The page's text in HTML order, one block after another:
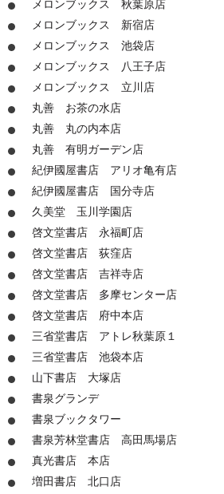
メロンブックス 秋葉原店
メロンブックス 新宿店
メロンブックス 池袋店
メロンブックス 八王子店
メロンブックス 立川店
丸善 お茶の水店
丸善 丸の内本店
丸善 有明ガーデン店
紀伊國屋書店 アリオ亀有店
紀伊國屋書店 国分寺店
久美堂 玉川学園店
啓文堂書店 永福町店
啓文堂書店 荻窪店
啓文堂書店 吉祥寺店
啓文堂書店 多摩センター店
啓文堂書店 府中本店
三省堂書店 アトレ秋葉原１
三省堂書店 池袋本店
山下書店 大塚店
書泉グランデ
書泉ブックタワー
書泉芳林堂書店 高田馬場店
真光書店 本店
増田書店 北口店